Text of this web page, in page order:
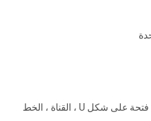
شكل قطعة العمل: الطائرة ، القوس ، فتحة على شكل U ، القناة ، الخط